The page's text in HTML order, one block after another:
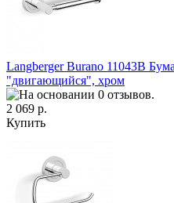
Langberger Burano 11043B
"двигающийся", хром
2 069 р.
Купить